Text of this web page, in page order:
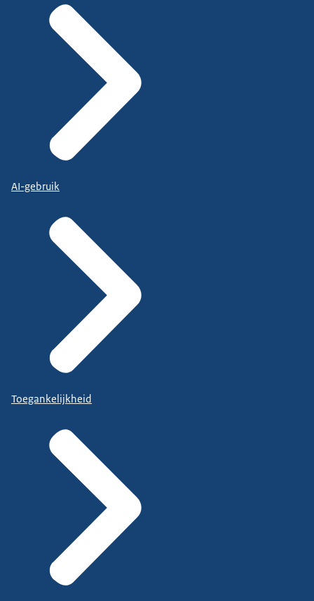
AI-gebruik
Toegankelijkheid